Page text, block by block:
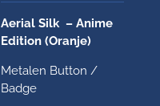
Aerial Silk – Anime
Edition (Oranje)
Metalen Button /
Badge